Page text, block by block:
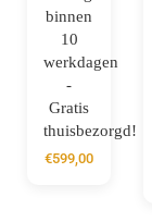
binnen
10
werkdagen
-
Gratis
thuisbezorgd!
€599,00